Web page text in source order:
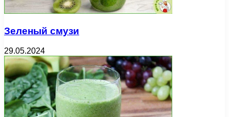
Зеленый смузи
29.05.2024